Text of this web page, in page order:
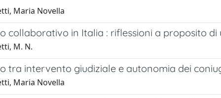
Maria Novella
collaborativo in Italia : riflessioni a proposito di
M. N.
tra intervento giudiziale e autonomia dei
Maria Novella